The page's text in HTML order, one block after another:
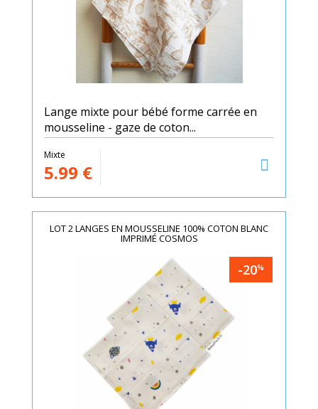
Lange mixte pour bébé forme carrée en
mousseline - gaze de coton...
Mixte
5.99 €
LOT 2 LANGES EN MOUSSELINE 100% COTON BLANC
IMPRIMÉ COSMOS
-20%